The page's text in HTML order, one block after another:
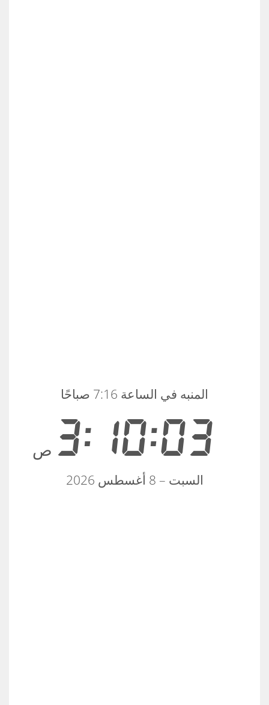
3:10:04 ص
المنبه في الساعة 7:16 صباحًا
السبت – 8 أغسطس 2026